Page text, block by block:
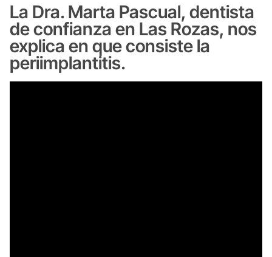
La Dra. Marta Pascual, dentista
de confianza en Las Rozas, nos
explica en que consiste la
periimplantitis.